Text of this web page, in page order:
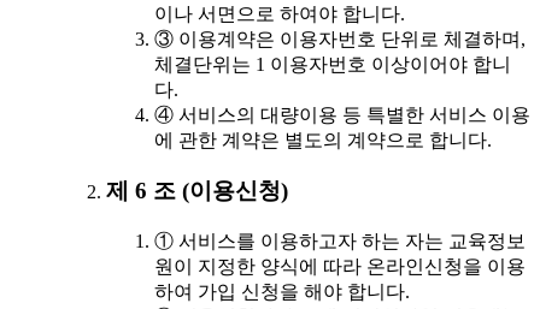
이나 서면으로 하여야 합니다.
③ 이용계약은 이용자번호 단위로 체결하며,
체결단위는 1 이용자번호 이상이어야 합니
다.
④ 서비스의 대량이용 등 특별한 서비스 이용
에 관한 계약은 별도의 계약으로 합니다.
제 6 조 (이용신청)
① 서비스를 이용하고자 하는 자는 교육정보
원이 지정한 양식에 따라 온라인신청을 이용
하여 가입 신청을 해야 합니다.